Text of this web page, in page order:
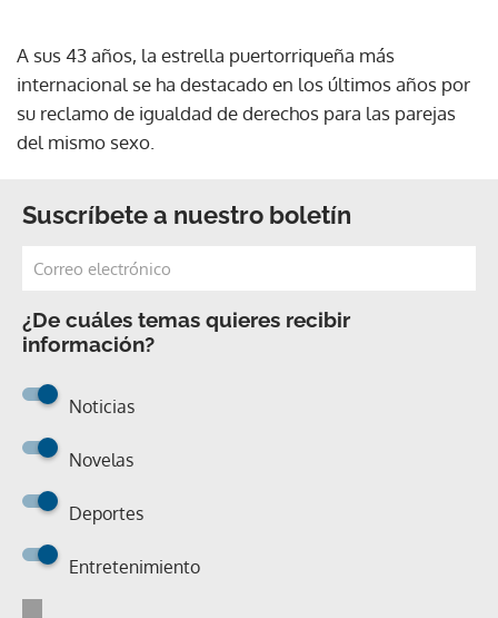
A sus 43 años, la estrella puertorriqueña más
internacional se ha destacado en los últimos años por
su reclamo de igualdad de derechos para las parejas
del mismo sexo.
Suscríbete a nuestro boletín
¿De cuáles temas quieres recibir
información?
Noticias
Novelas
Deportes
Entretenimiento